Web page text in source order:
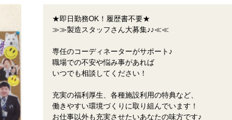
★即日勤務OK！履歴書不要★
≫≫製造スタッフさん大募集♪♪≪≪
専任のコーディネーターがサポート♪
職場での不安や悩み事があれば
いつでも相談してください！
充実の福利厚生、各種施設利用の特典など、
働きやすい環境づくりに取り組んでいます！
お仕事以外も充実させたいあなたの味方です♪